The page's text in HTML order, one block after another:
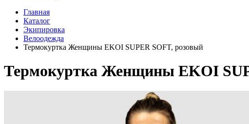
Главная
Каталог
Экипировка
Велоодежда
Термокуртка Женщины EKOI SUPER SOFT, розовый
Термокуртка Женщины EKOI